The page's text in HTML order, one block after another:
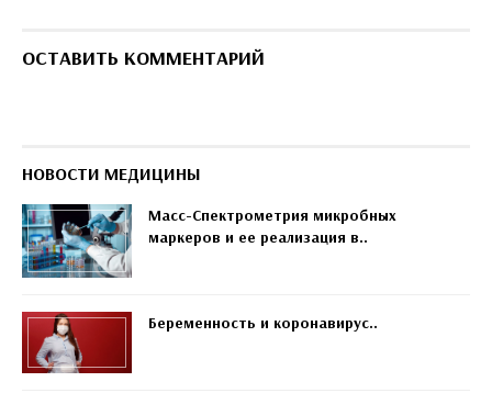
ОСТАВИТЬ КОММЕНТАРИЙ
НОВОСТИ МЕДИЦИНЫ
Масс-Спектрометрия микробных
маркеров и ее реализация в..
Беременность и коронавирус..